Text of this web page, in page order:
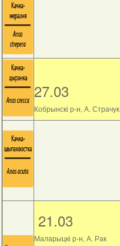
27.03
Кобрынскі р-н, А. Страчук
21.03
Маларыцкі р-н, А. Рак